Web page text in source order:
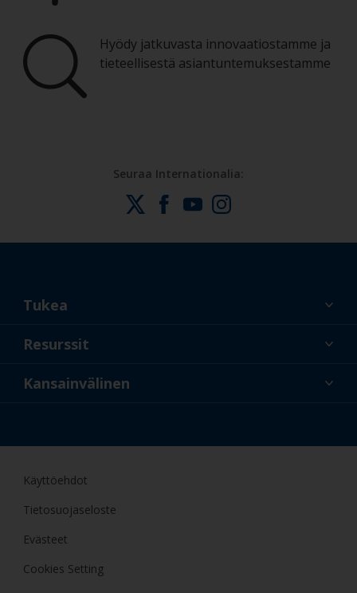
Hyödy jatkuvasta innovaatiostamme ja
tieteellisestä asiantuntemuksestamme
Seuraa Internationalia:
Tukea
Tietoa meistä
Resurssit
Uusi
Kansainvälinen
Käyttöehdot
Tietosuojaseloste
Evästeet
Cookies Setting